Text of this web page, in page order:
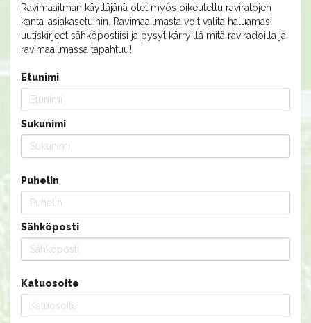
Ravimaailman käyttäjänä olet myös oikeutettu raviratojen
kanta-asiakasetuihin. Ravimaailmasta voit valita haluamasi
uutiskirjeet sähköpostiisi ja pysyt kärryillä mitä raviradoilla ja
ravimaailmassa tapahtuu!
Etunimi
Sukunimi
Puhelin
Sähköposti
Katuosoite